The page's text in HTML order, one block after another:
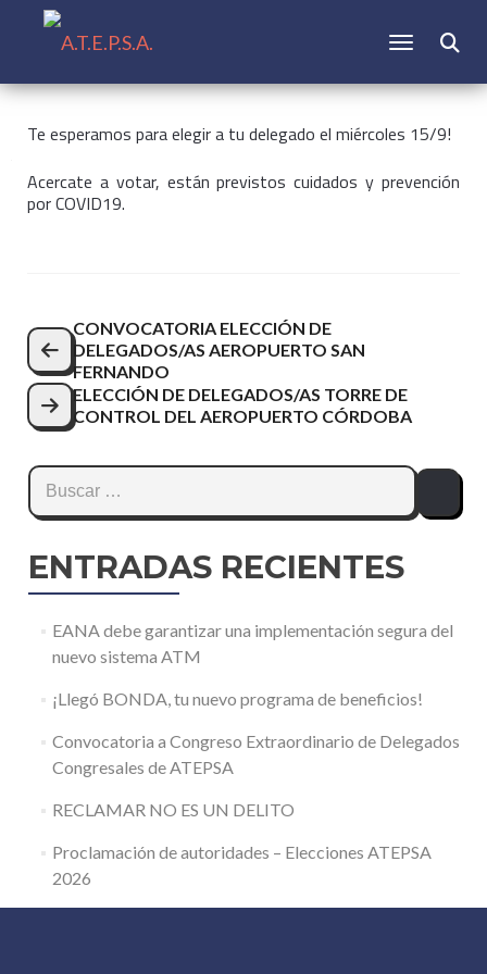
CAMBIAR
Te esperamos para elegir a tu delegado el miércoles 15/9!
Acercate a votar, están previstos cuidados y prevención
por COVID19.
Navegación
de
entradas
CONVOCATORIA ELECCIÓN DE
DELEGADOS/AS AEROPUERTO SAN
FERNANDO
ELECCIÓN DE DELEGADOS/AS TORRE DE
CONTROL DEL AEROPUERTO CÓRDOBA
Buscar:
ENTRADAS RECIENTES
EANA debe garantizar una implementación segura del
nuevo sistema ATM
¡Llegó BONDA, tu nuevo programa de beneficios!
Convocatoria a Congreso Extraordinario de Delegados
Congresales de ATEPSA
RECLAMAR NO ES UN DELITO
Proclamación de autoridades – Elecciones ATEPSA
2026